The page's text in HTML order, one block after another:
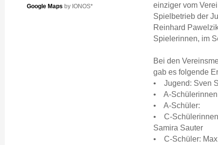
Google Maps by IONOS*
einziger vom
Spielbetrieb der
Reinhard
Spielerinnen, im
Bei den
gab es folgende
• Jugend: Sven
• A-
• A-Schüler:
• C-
Samira Sauter
• C-Schüler: Max